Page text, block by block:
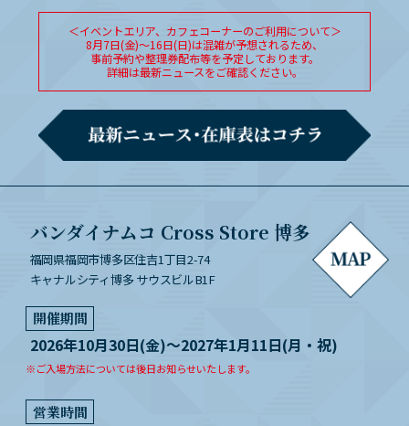
＜イベントエリア、カフェコーナーのご利用について＞
8月7日(金)～16日(日)は混雑が予想されるため、
事前予約や整理券配布等を予定しております。
詳細は最新ニュースをご確認ください。
バンダイナムコ Cross Store 博多
福岡県福岡市博多区住吉1丁目2-74
キャナルシティ博多 サウスビルB1F
開催期間
2026年10月30日(金)～2027年1月11日(月・祝)
※ご入場方法については後日お知らせいたします。
営業時間